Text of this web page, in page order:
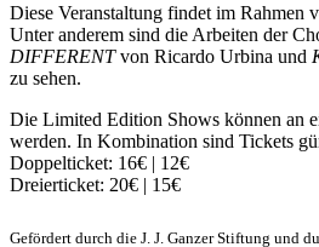
Diese Veranstaltung findet im Rahmen
Unter anderem sind die Arbeiten der
DIFFERENTvon Ricardo Urbina und
zu sehen.
Die Limited Edition Shows können an
werden. In Kombination sind Tickets
Doppelticket: 16€ | 12€
Dreierticket: 20€ | 15€
Gefördert durch die J. J. Ganzer Stiftung und